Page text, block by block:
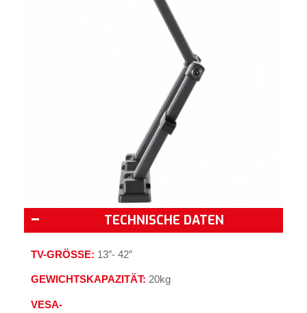
TECHNISCHE DATEN
TV-GRÖSSE: 13″- 42″
GEWICHTSKAPAZITÄT: 20kg
VESA-